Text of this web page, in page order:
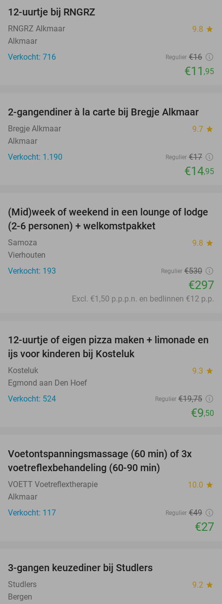
12-uurtje bij RNGRZ
RNGRZ Alkmaar 9.8 star
Alkmaar
Verkocht: 716
Regulier €16
€11 ,95
12%
2-gangendiner à la carte bij Bregje Alkmaar
Bregje Alkmaar 9.7 star
Alkmaar
Verkocht: 1.190
Regulier €17
€14,95
44%
(Mid)week of weekend in een lounge of lodge
(2-6 personen) + welkomstpakket
Samoza 9.8 star
Vierhouten
Verkocht: 193
Regulier €530
€297
Excl. €1,50 p.p.p.n. en bedlinnen €12 p.p.
52%
12-uurtje of eigen pizza maken + limonade en
ijs voor kinderen bij Kosteluk
Kosteluk 9.3 star
Egmond aan Den Hoef
Verkocht: 524
Regulier €19,75
€9,50
45%
Voetontspanningsmassage (60 min) of 3x
voetreflexbehandeling (60-90 min)
VOETT Voetreflextherapie 10.0 star
Alkmaar
Verkocht: 117
Regulier €49
€27
3-gangen keuzediner bij Studlers
Studlers 9.2 star
Bergen